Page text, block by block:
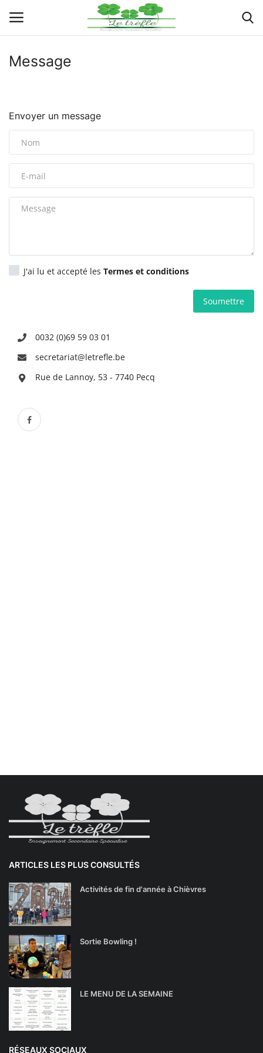
Connexion
Implantations
Organigramme
Galeries
Contacts
Message
Envoyer un message
J'ai lu et accepté lesTermes et conditions
Soumettre
0032 (0)69 59 03 01
secretariat@letrefle.be
Rue de Lannoy, 53 - 7740 Pecq
ARTICLES LES PLUS CONSULTÉS
Activités de fin d'année à Chièvres
Sortie Bowling !
LE MENU DE LA SEMAINE
RÉSEAUX SOCIAUX